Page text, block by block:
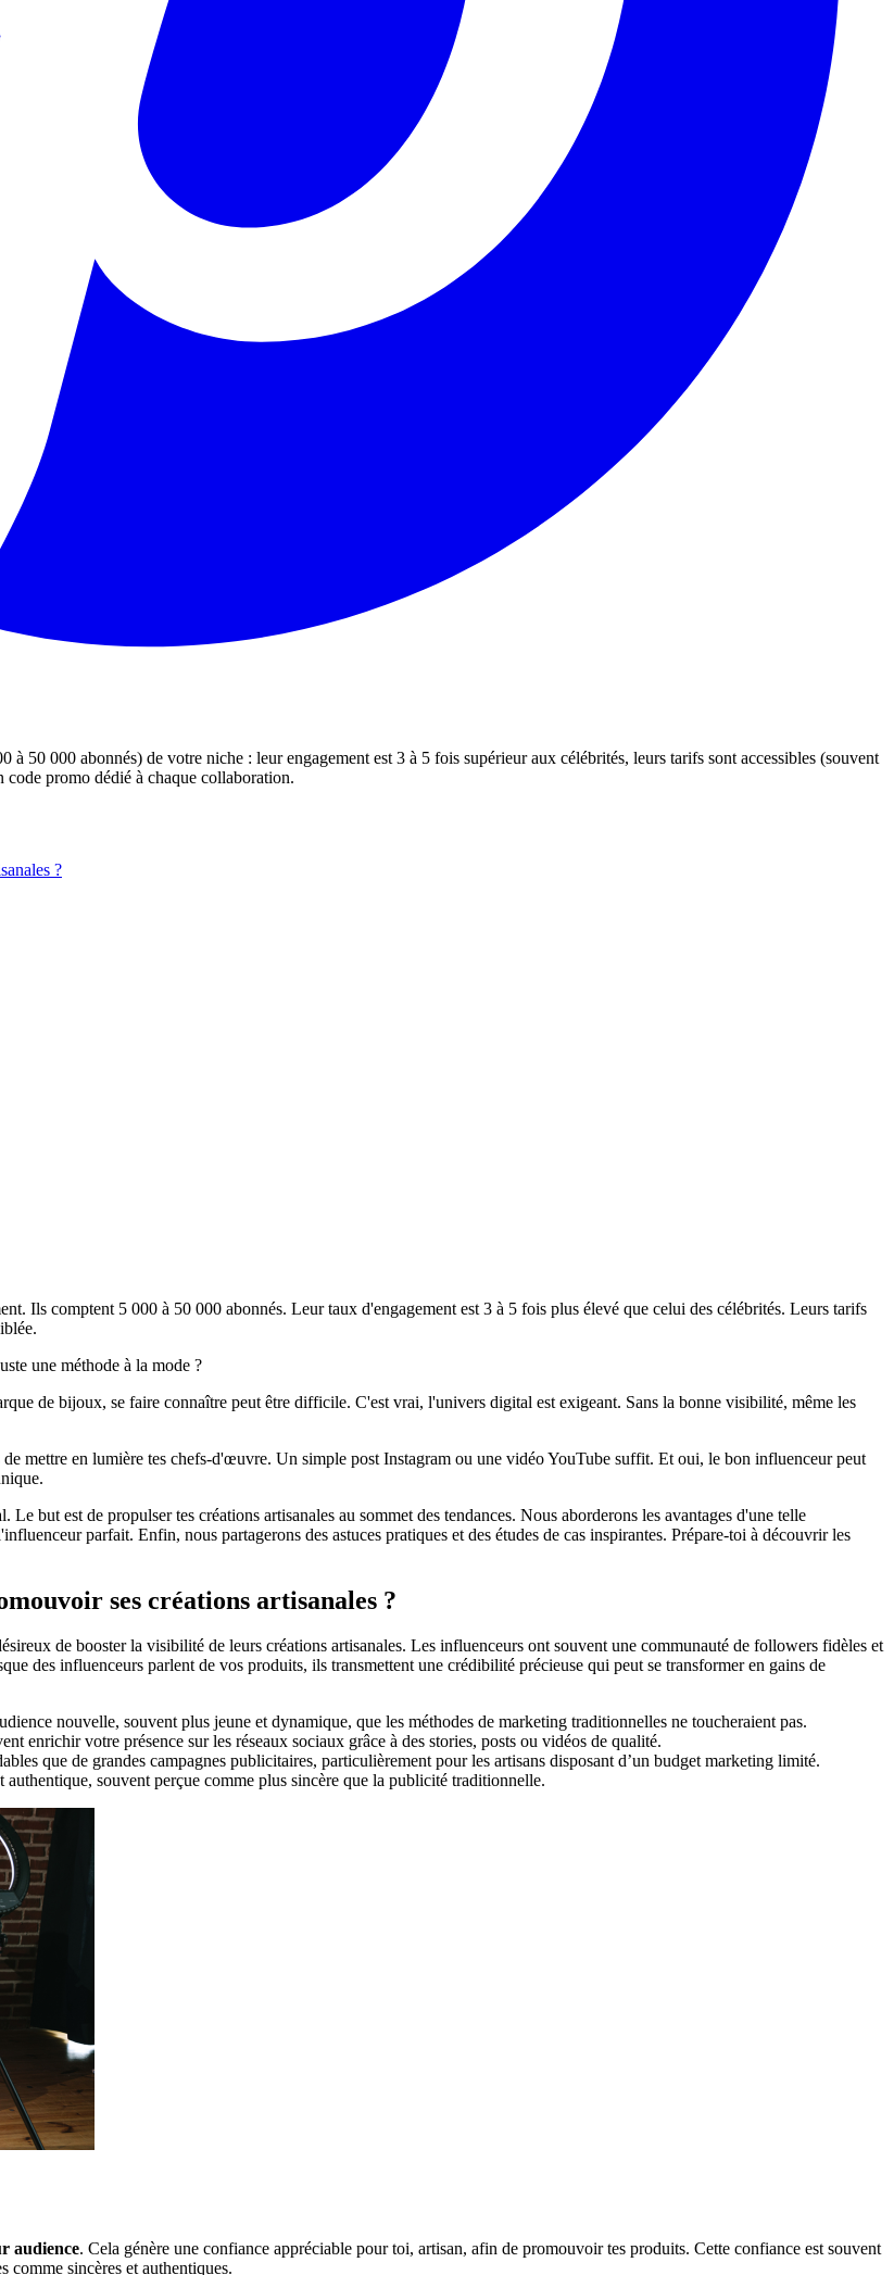
50 000 abonnés) de votre niche : leur engagement est 3 à 5 fois supérieur aux célébrités, leurs tarifs sont accessibles (souvent
promo dédié à chaque collaboration.
?
Ils comptent 5 000 à 50 000 abonnés. Leur taux d'engagement est 3 à 5 fois plus élevé que celui des célébrités. Leurs tarifs
une méthode à la mode ?
de bijoux, se faire connaître peut être difficile. C'est vrai, l'univers digital est exigeant. Sans la bonne visibilité, même les
mettre en lumière tes chefs-d'œuvre. Un simple post Instagram ou une vidéo YouTube suffit. Et oui, le bon influenceur peut
but est de propulser tes créations artisanales au sommet des tendances. Nous aborderons les avantages d'une telle
parfait. Enfin, nous partagerons des astuces pratiques et des études de cas inspirantes. Prépare-toi à découvrir les
ses créations artisanales ?
de booster la visibilité de leurs créations artisanales. Les influenceurs ont souvent une communauté de followers fidèles et
des influenceurs parlent de vos produits, ils transmettent une crédibilité précieuse qui peut se transformer en gains de
nouvelle, souvent plus jeune et dynamique, que les méthodes de marketing traditionnelles ne toucheraient pas.
enrichir votre présence sur les réseaux sociaux grâce à des stories, posts ou vidéos de qualité.
que de grandes campagnes publicitaires, particulièrement pour les artisans disposant d’un budget marketing limité.
souvent perçue comme plus sincère que la publicité traditionnelle.
audience. Cela génère une confiance appréciable pour toi, artisan, afin de promouvoir tes produits. Cette confiance est souvent
comme sincères et authentiques.